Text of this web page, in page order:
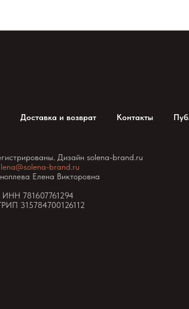
Доставка и возврат Контакты
Дизайн solena-brand.ru
brand.ru
Елена Викторовна
ИНН 781607761294
315784700126112